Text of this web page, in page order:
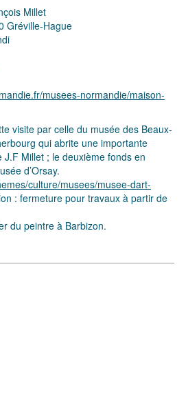
Millet
Gréville-Hague
musees-normandie/maison-
visite par celle du musée des Beaux-
qui abrite une importante
Millet ; le deuxième fonds en
d’Orsay.
culture/musees/musee-dart-
: fermeture pour travaux à partir de
du peintre à Barbizon.